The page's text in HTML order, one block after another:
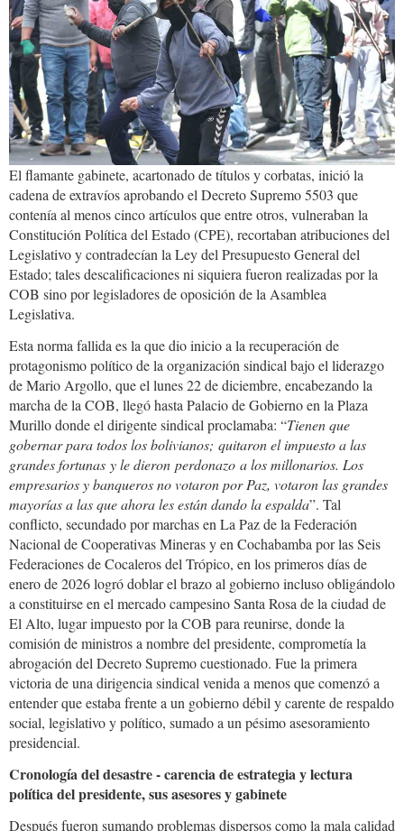
El flamante gabinete, acartonado de títulos y corbatas, inició la
cadena de extravíos aprobando el Decreto Supremo 5503 que
contenía al menos cinco artículos que entre otros, vulneraban la
Constitución Política del Estado (CPE), recortaban atribuciones del
Legislativo y contradecían la Ley del Presupuesto General del
Estado; tales descalificaciones ni siquiera fueron realizadas por la
COB sino por legisladores de oposición de la Asamblea
Legislativa.
Esta norma fallida es la que dio inicio a la recuperación de
protagonismo político de la organización sindical bajo el liderazgo
de Mario Argollo, que el lunes 22 de diciembre, encabezando la
marcha de la COB, llegó hasta Palacio de Gobierno en la Plaza
Murillo donde el dirigente sindical proclamaba: “Tienen que
gobernar para todos los bolivianos; quitaron el impuesto a las
grandes fortunas y le dieron perdonazo a los millonarios. Los
empresarios y banqueros no votaron por Paz, votaron las grandes
mayorías a las que ahora les están dando la espalda”. Tal
conflicto, secundado por marchas en La Paz de la Federación
Nacional de Cooperativas Mineras y en Cochabamba por las Seis
Federaciones de Cocaleros del Trópico, en los primeros días de
enero de 2026 logró doblar el brazo al gobierno incluso obligándolo
a constituirse en el mercado campesino Santa Rosa de la ciudad de
El Alto, lugar impuesto por la COB para reunirse, donde la
comisión de ministros a nombre del presidente, comprometía la
abrogación del Decreto Supremo cuestionado. Fue la primera
victoria de una dirigencia sindical venida a menos que comenzó a
entender que estaba frente a un gobierno débil y carente de respaldo
social, legislativo y político, sumado a un pésimo asesoramiento
presidencial.
Cronología del desastre - carencia de estrategia y lectura
política del presidente, sus asesores y gabinete
Después fueron sumando problemas dispersos como la mala calidad